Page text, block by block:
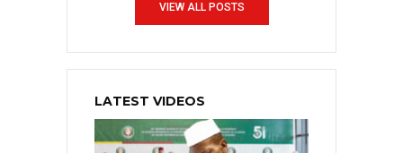
VIEW ALL POSTS
LATEST VIDEOS